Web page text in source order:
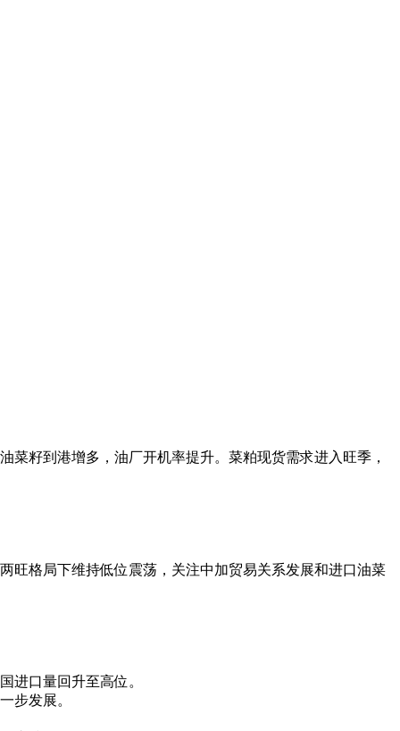
籽到港增多，油厂开机率提升。菜粕现货需求进入旺季，
旺格局下维持低位震荡，关注中加贸易关系发展和进口油菜
进口量回升至高位。
步发展。